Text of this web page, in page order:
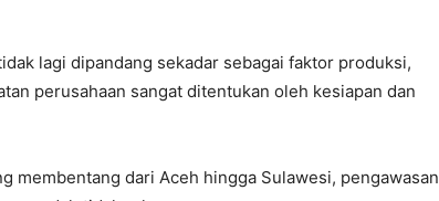
lagi dipandang sekadar sebagai faktor produksi,
perusahaan sangat ditentukan oleh kesiapan dan
membentang dari Aceh hingga Sulawesi, pengawasan